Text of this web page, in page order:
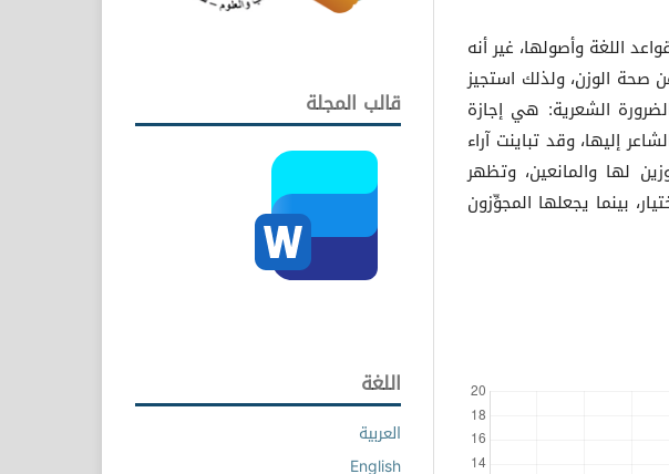
اللغة وأصولها، غير أنه
صحة الوزن، ولذلك استجيز
الشعرية: هي إجازة
إليها، وقد تباينت آراء
لها والمانعين، وتظهر
بينما يجعلها المجوِّزون
قالب المجلة
اللغة
العربية
English